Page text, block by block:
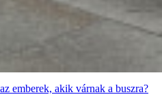
emberek, akik várnak a buszra?